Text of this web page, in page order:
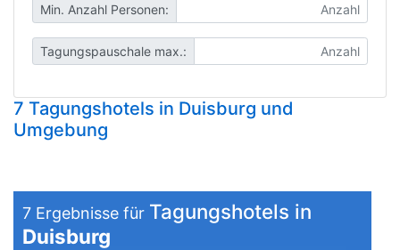
Min. Anzahl Personen:
Tagungspauschale max.:
7 Tagungshotels in Duisburg und
Umgebung
7 Ergebnisse für Tagungshotels in
Duisburg